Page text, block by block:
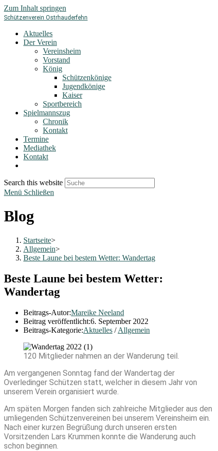
Zum Inhalt springen
Schützenverein Ostrhauderfehn
Aktuelles
Der Verein
Vereinsheim
Vorstand
König
Schützenkönige
Jugendkönige
Kaiser
Sportbereich
Spielmannszug
Chronik
Kontakt
Termine
Mediathek
Kontakt
Search this website
Menü Schließen
Blog
Startseite>
Allgemein>
Beste Laune bei bestem Wetter: Wandertag
Beste Laune bei bestem Wetter:
Wandertag
Beitrags-Autor:Mareike Neeland
Beitrag veröffentlicht:6. September 2022
Beitrags-Kategorie:Aktuelles / Allgemein
120 Mitglieder nahmen an der Wanderung teil.
Am vergangenen Sonntag fand der Wandertag der
Overledinger Schützen statt, welcher in diesem Jahr von
unserem Verein organisiert wurde.
Am späten Morgen fanden sich zahlreiche Mitglieder aus den
umliegenden Schützenvereinen bei unserem Vereinsheim ein.
Nach einer kurzen Begrüßung durch unseren ersten
Vorsitzenden Lars Krummen konnte die Wanderung auch
schon beginnen.